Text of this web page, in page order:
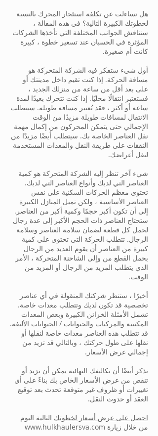
هل تساءلت عن تكلفة استئجار المحرك بالنسبة
لخطوتك الكبيرة التالية؟ في هذه المقالة ،
سنناقش الجوانب المختلفة التي تأخذها الشركات
المؤثرة في الحسبان عند تسعير خطوة ، كبيرة
كانت أم صغيرة.
أول شيء ستفكر فيه الشركة المتحركة هو
مسافة الحركة. إذا كنت تقيم داخل مدينتك أو
على بعد أقل من ساعة من منزلك الجديد ،
فستعتبر انتقالًا محليًا. إذا كنت تتحرك بعيدًا لمدة
ساعة أو أكثر ، فقد تُعتبر مسافة طويلة. سيتطلب
الانتقال لمسافات طويلة مزيدًا من الوقت
الإجمالي حتى يتمكن المحركون من إكمال مهمة
نقل العناصر الخاصة بك. سيتطلب أيضًا مزيدًا من
النفقات على طريقة النقل والمعدات المستخدمة
لنقل أغراضك.
شيء آخر تنظر إليه الشركة المتحركة هو كمية
العناصر التي لديك وأنواع العناصر التي لديك.
تحتوي معظم الحركات السكنية على نفس
العناصر الأساسية ، ولكن تميل المنازل الكبيرة
إلى أن تكون أكبر حجمًا وكمية أكبر من العناصر.
ستحتاج العناصر ذات الحجم الأكبر إلى عدة رجال
لحمل كل قطعة لضمان سلامة العناصر وسلامة
الرجال. تتطلب الحركة التي تحتوي على كمية
كبيرة من العناصر أن يقوم العديد من الرجال
بحمل القطع من وإلى الشاحنة المتحركة ، الأمر
الذي يتطلب المزيد من الرجال أو المزيد من
الوقت.
أخيرًا ، ستنظر شركتك المنقولة في أي عناصر
تخصصية قد تكون لديك وتتطلب معدات خاصة.
تشمل الأمثلة الخزائن الكبيرة وبعض المعدات
المكتبية والمركبات والحيوانات / الحيوانات الأليفة.
قد تتطلب هذه العناصر معدات خاصة لنقلها أو
نقلها على طول حركتك ، وبالتالي قد تزيد من
إجمالي عرض الأسعار.
تذكر أيضًا أن تكاليفك النهائية يمكن أن تزيد أو
تنقص من عرض الأسعار الخاص بك بناءً على أي
تغييرات أو ظروف غير متوقعة تحدث بعد توقيع
العقد أو حدوث النقل.
احصل على عرض أسعار لخطوتك التالية اليوم
من خلال زيارة www.hulkhaulersva.com